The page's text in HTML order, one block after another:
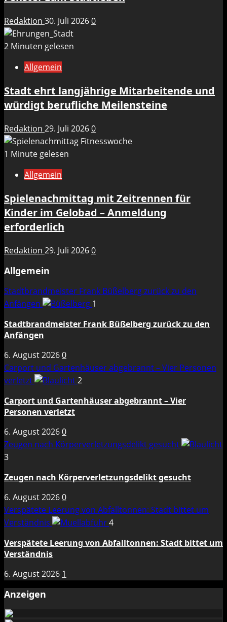
Redaktion 30. Juli 20260
2 Minuten gelesen
Allgemein
Stadt ehrt langjährige Mitarbeitende und
würdigt berufliche Meilensteine
Redaktion 29. Juli 20260
1 Minute gelesen
Allgemein
Spielenachmittag mit Zeitrennen für
Kinder im Gelobad – Anmeldung
erforderlich
Redaktion 29. Juli 20260
Allgemein
Stadtbrandmeister Frank Büßelberg zurück zu den
Anfängen
1
Stadtbrandmeister Frank Büßelberg zurück zu den
Anfängen
6. August 20260
Carport und Gartenhäuser abgebrannt – Vier Personen
verletzt
2
Carport und Gartenhäuser abgebrannt – Vier
Personen verletzt
6. August 20260
Zeugen nach Körperverletzungsdelikt gesucht
3
Zeugen nach Körperverletzungsdelikt gesucht
6. August 20260
Verspätete Leerung von Abfalltonnen: Stadt bittet um
Verständnis
4
Verspätete Leerung von Abfalltonnen: Stadt bittet um
Verständnis
6. August 2026 1
Anzeigen